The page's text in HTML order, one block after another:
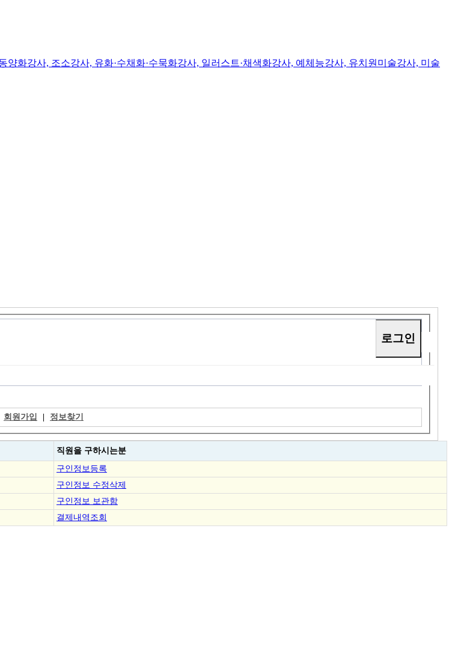
회원가입 | 정보찾기
직원을 구하시는분
구인정보등록
구인정보 수정삭제
구인정보 보관함
결제내역조회